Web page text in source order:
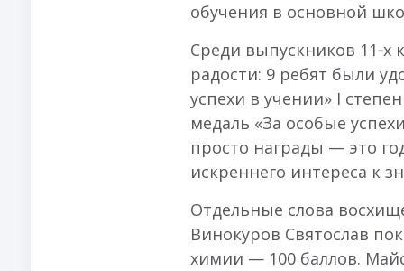
обучения в основной
Среди выпускников 11‑х
радости: 9 ребят были
успехи в учении» I
медаль «За особые
просто награды — это
искреннего интереса к
Отдельные слова
Винокуров Святослав
химии — 100 баллов.